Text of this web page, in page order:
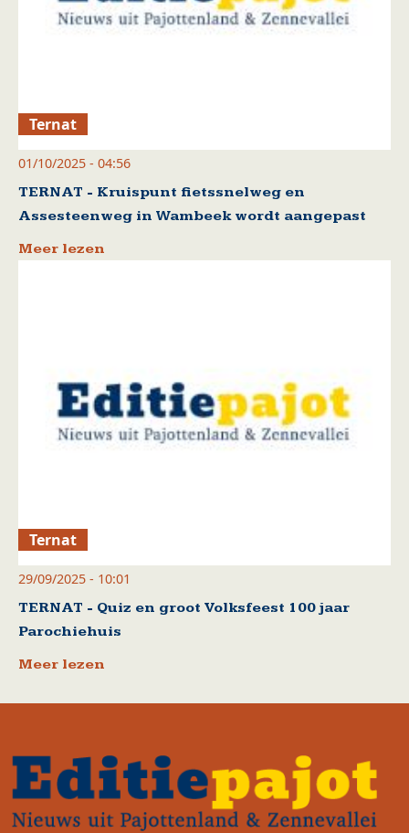
Ternat
01/10/2025 - 04:56
TERNAT - Kruispunt fietssnelweg en
Assesteenweg in Wambeek wordt aangepast
Meer lezen
Ternat
29/09/2025 - 10:01
TERNAT - Quiz en groot Volksfeest 100 jaar
Parochiehuis
Meer lezen